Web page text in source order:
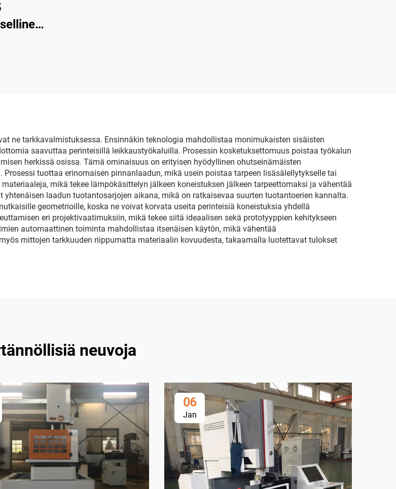
ne tarkkavalmistuksessa. Ensinnäkin teknologia mahdollistaa monimukaisten sisäisten
saavuttaa perinteisillä leikkaustyökaluilla. Prosessin kosketuksettomuus poistaa työkalun
herkissä osissa. Tämä ominaisuus on erityisen hyödyllinen ohutseinämäisten
tuottaa erinomaisen pinnanlaadun, mikä usein poistaa tarpeen lisäsälellytykselle tai
mikä tekee lämpökäsittelyn jälkeen koneistuksen jälkeen tarpeettomaksi ja vähentää
laadun tuotantosarjojen aikana, mikä on ratkaisevaa suurten tuotantoerien kannalta.
geometrioille, koska ne voivat korvata useita perinteisiä koneistuksia yhdellä
eri projektivaatimuksiin, mikä tekee siitä ideaalisen sekä prototyyppien kehitykseen
automaattinen toiminta mahdollistaa itsenäisen käytön, mikä vähentää
mittojen tarkkuuden riippumatta materiaalin kovuudesta, takaamalla luotettavat tulokset
neuvoja
06
Jan